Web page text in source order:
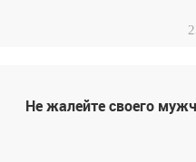
Не жалейте своего